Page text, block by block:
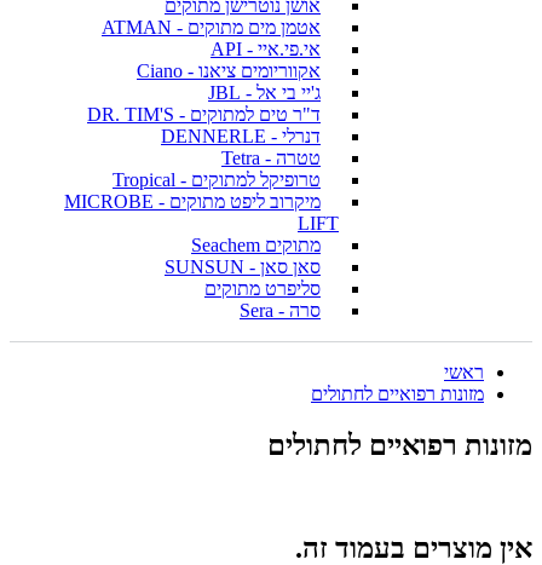
אושן נוטרישן מתוקים
אטמן מים מתוקים - ATMAN
אי.פי.איי - API
אקווריומים ציאנו - Ciano
ג'יי בי אל - JBL
ד"ר טים למתוקים - DR. TIM'S
דנרלי - DENNERLE
טטרה - Tetra
טרופיקל למתוקים - Tropical
מיקרוב ליפט מתוקים - MICROBE
LIFT
מתוקים Seachem
סאן סאן - SUNSUN
סליפרט מתוקים
סרה - Sera
ראשי
מזונות רפואיים לחתולים
מזונות רפואיים לחתולים
אין מוצרים בעמוד זה.